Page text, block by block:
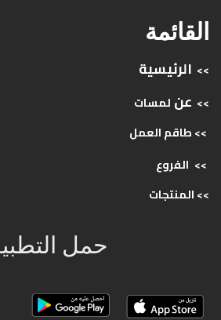
القائمة
>> الرئيسية
>> عن لمسات
>> طاقمالعمل
>> الفروع
>>المنتجات
حمل